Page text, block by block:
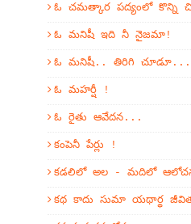
ఓ చమత్కార పద్యంలో కొన్ని
ఓ మనిషీ ఇది నీ నైజమా!
ఓ మనిషీ.. తిరిగి చూడూ...
ఓ మహర్షీ !
ఓ రైతు ఆవేదన...
కంపెనీ పేర్లు !
కడలిలో అల - మదిలో
కథ కాదు సుమా యథార్థ